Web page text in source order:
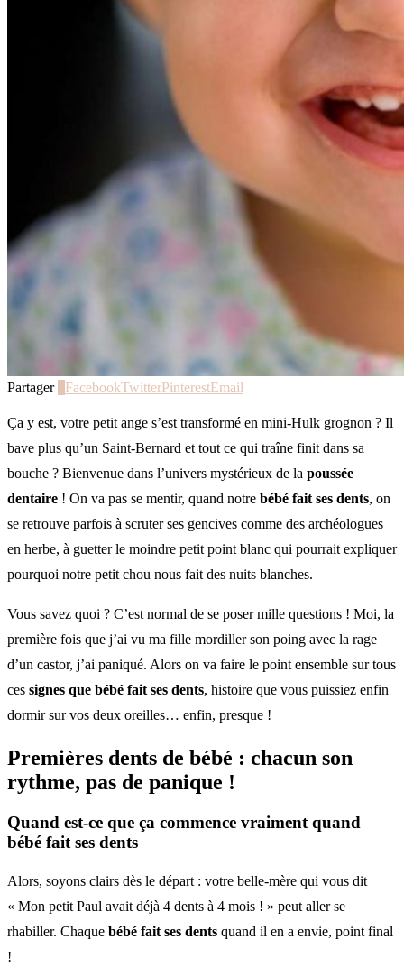
Partager FacebookTwitterPinterestEmail
Ça y est, votre petit ange s’est transformé en mini-Hulk grognon ? Il
bave plus qu’un Saint-Bernard et tout ce qui traîne finit dans sa
bouche ? Bienvenue dans l’univers mystérieux de la poussée
dentaire ! On va pas se mentir, quand notre bébé fait ses dents, on
se retrouve parfois à scruter ses gencives comme des archéologues
en herbe, à guetter le moindre petit point blanc qui pourrait expliquer
pourquoi notre petit chou nous fait des nuits blanches.
Vous savez quoi ? C’est normal de se poser mille questions ! Moi, la
première fois que j’ai vu ma fille mordiller son poing avec la rage
d’un castor, j’ai paniqué. Alors on va faire le point ensemble sur tous
ces signes que bébé fait ses dents, histoire que vous puissiez enfin
dormir sur vos deux oreilles… enfin, presque !
Premières dents de bébé : chacun son
rythme, pas de panique !
Quand est-ce que ça commence vraiment quand
bébé fait ses dents
Alors, soyons clairs dès le départ : votre belle-mère qui vous dit
« Mon petit Paul avait déjà 4 dents à 4 mois ! » peut aller se
rhabiller. Chaque bébé fait ses dents quand il en a envie, point final
!